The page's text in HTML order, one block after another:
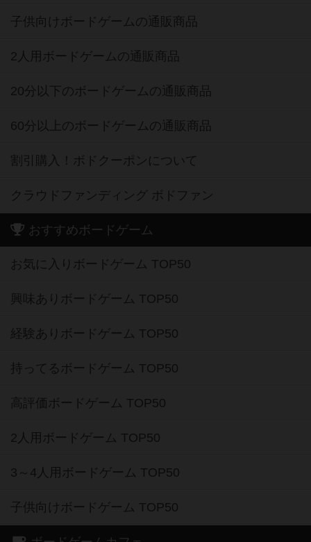
子供向けボードゲームの通販商品
2人用ボードゲームの通販商品
20分以下のボードゲームの通販商品
60分以上のボードゲームの通販商品
割引購入！ボドクーポンについて
クラウドファンディング ボドファン
おすすめボードゲーム
お気に入りボードゲーム TOP50
興味ありボードゲーム TOP50
経験ありボードゲーム TOP50
持ってるボードゲーム TOP50
高評価ボードゲーム TOP50
2人用ボードゲーム TOP50
3～4人用ボードゲーム TOP50
子供向けボードゲーム TOP50